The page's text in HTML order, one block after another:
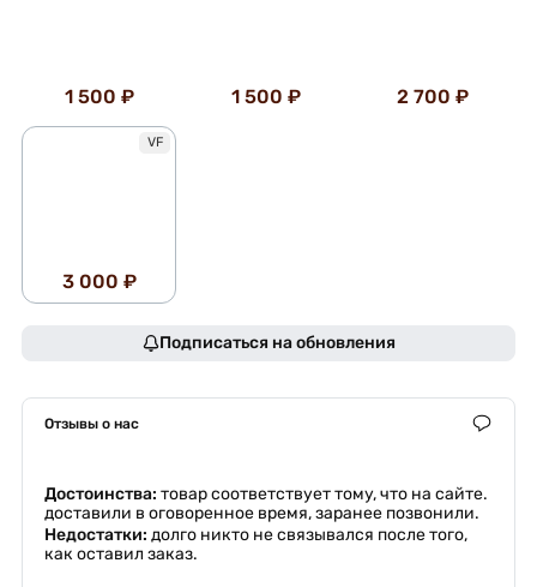
1 500 ₽ 1 500 ₽ 2 700 ₽
VF
3 000 ₽
Подписаться на обновления
Отзывы о нас
Достоинства: товар соответствует тому, что на сайте.
доставили в оговоренное время, заранее позвонили.
Недостатки: долго никто не связывался после того,
как оставил заказ.